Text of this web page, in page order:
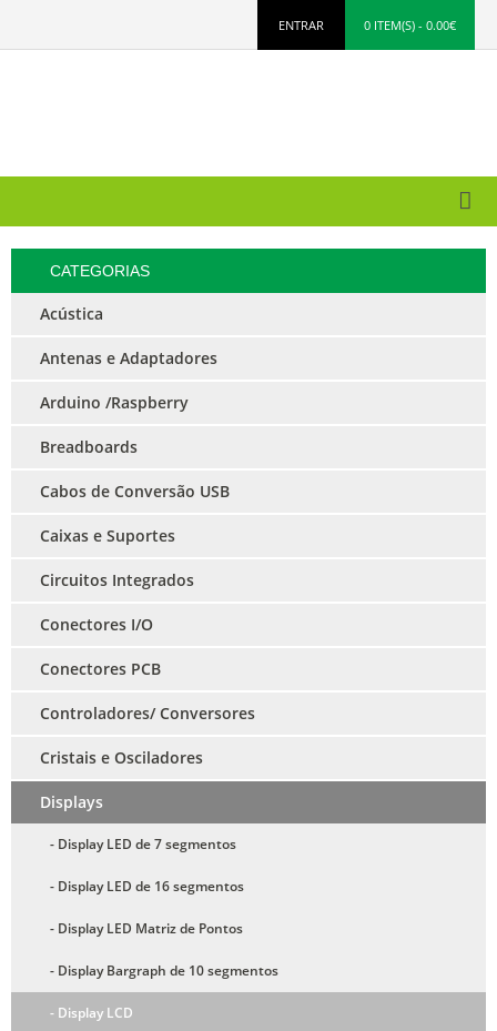
ENTRAR 0 ITEM(S) - 0.00€
CATEGORIAS
Acústica
Antenas e Adaptadores
Arduino /Raspberry
Breadboards
Cabos de Conversão USB
Caixas e Suportes
Circuitos Integrados
Conectores I/O
Conectores PCB
Controladores/ Conversores
Cristais e Osciladores
Displays
- Display LED de 7 segmentos
- Display LED de 16 segmentos
- Display LED Matriz de Pontos
- Display Bargraph de 10 segmentos
- Display LCD